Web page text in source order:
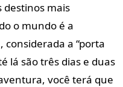
destinos mais
o mundo é a
a “porta
lá são três dias e duas
você terá que